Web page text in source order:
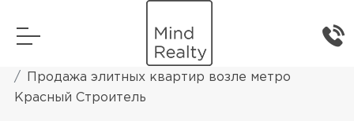
Элитная жилая недвижимость
Продажа элитных квартир возле метро
Красный Строитель